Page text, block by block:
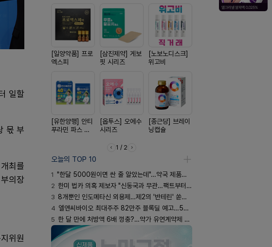
일할
몫 부
최를
의장
위원
[일양약품] 프로
엑스피
[삼진제약] 게보
핏 시리즈
[노보노디스크]
위고비
[유한양행] 안티
푸라민 파스 시
[옵투스] 오에수
시리즈
[종근당] 브레이
닝캡슐
1 / 2
오늘의 TOP 10
1 "한달 5000원이면 싼 줄 알았는데"…약국 제품과 비교해보니
2 한미 법카 의혹 제보자 "신동국과 무관…팩트부터 따져야"
3 8개뿐인 인도메타신 외용제…제2의 '반테린' 쏟아지나
4 엘앤씨바이오 최대주주 82만주 블록딜 예고…500억 규모
5 한 달 만에 처방액 6배 껑충?…약가 유연계약제 착시효과